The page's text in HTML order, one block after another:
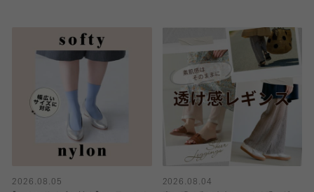
2026.08.05
2026.08.04